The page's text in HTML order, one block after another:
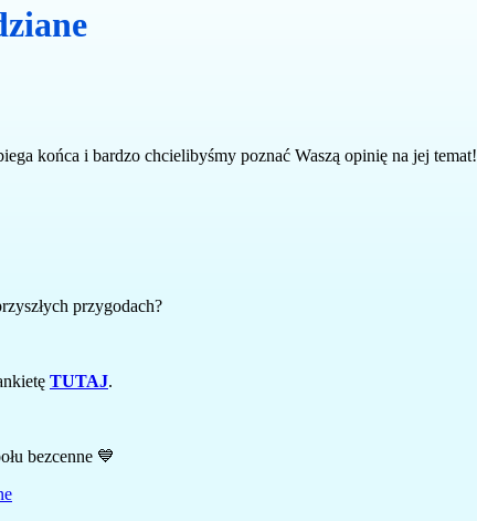
końca i bardzo chcielibyśmy poznać Waszą opinię na jej temat!
przygodach?
TUTAJ.
bezcenne 💙